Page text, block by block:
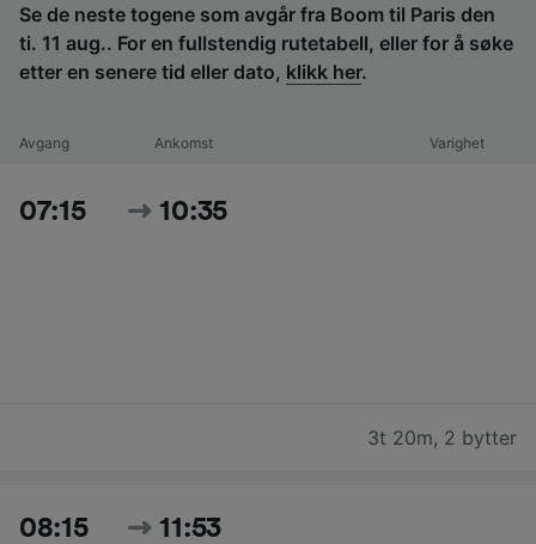
Se de neste togene som avgår fra Boom til Paris den
ti. 11 aug.. For en fullstendig rutetabell, eller for å søke
etter en senere tid eller dato, klikk her.
Avgang Ankomst Varighet
07:15 10:35
3t 20m, 2 bytter
08:15 11:53